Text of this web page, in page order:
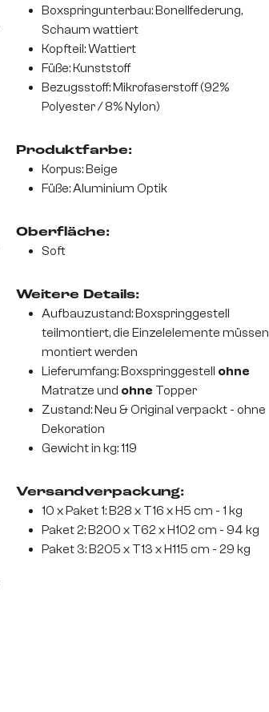
Boxspringunterbau: Bonellfederung,
Schaum wattiert
Kopfteil: Wattiert
Füße: Kunststoff
Bezugsstoff: Mikrofaserstoff (92%
Polyester / 8% Nylon)
Produktfarbe:
Korpus: Beige
Füße: Aluminium Optik
Oberfläche:
Soft
Weitere Details:
Aufbauzustand: Boxspringgestell
teilmontiert, die Einzelelemente müssen
montiert werden
Lieferumfang: Boxspringgestell ohne
Matratze und ohne Topper
Zustand: Neu & Original verpackt - ohne
Dekoration
Gewicht in kg: 119
Versandverpackung:
10 x Paket 1: B28 x T16 x H5 cm - 1 kg
Paket 2: B200 x T62 x H102 cm - 94 kg
Paket 3: B205 x T13 x H115 cm - 29 kg